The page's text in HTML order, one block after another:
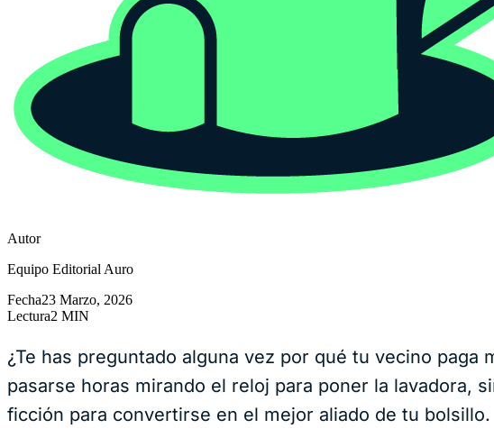
Autor
Equipo Editorial Auro
Fecha23 Marzo, 2026
Lectura2 MIN
¿Te has preguntado alguna vez por qué tu vecino
pasarse horas mirando el reloj para poner la lavadora,
ficción para convertirse en el mejor aliado de tu bolsillo.